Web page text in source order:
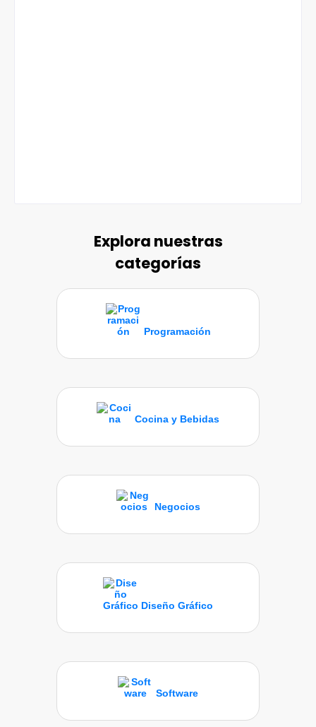
Explora nuestras
categorías
Programación
Cocina y Bebidas
Negocios
Diseño Gráfico
Software